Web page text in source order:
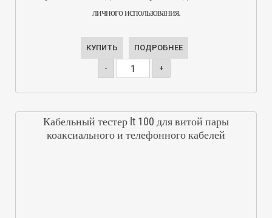
личного использования.
КУПИТЬ ПОДРОБНЕЕ
- +
Кабельный тестер lt 100 для витой пары
коаксиального и телефонного кабелей